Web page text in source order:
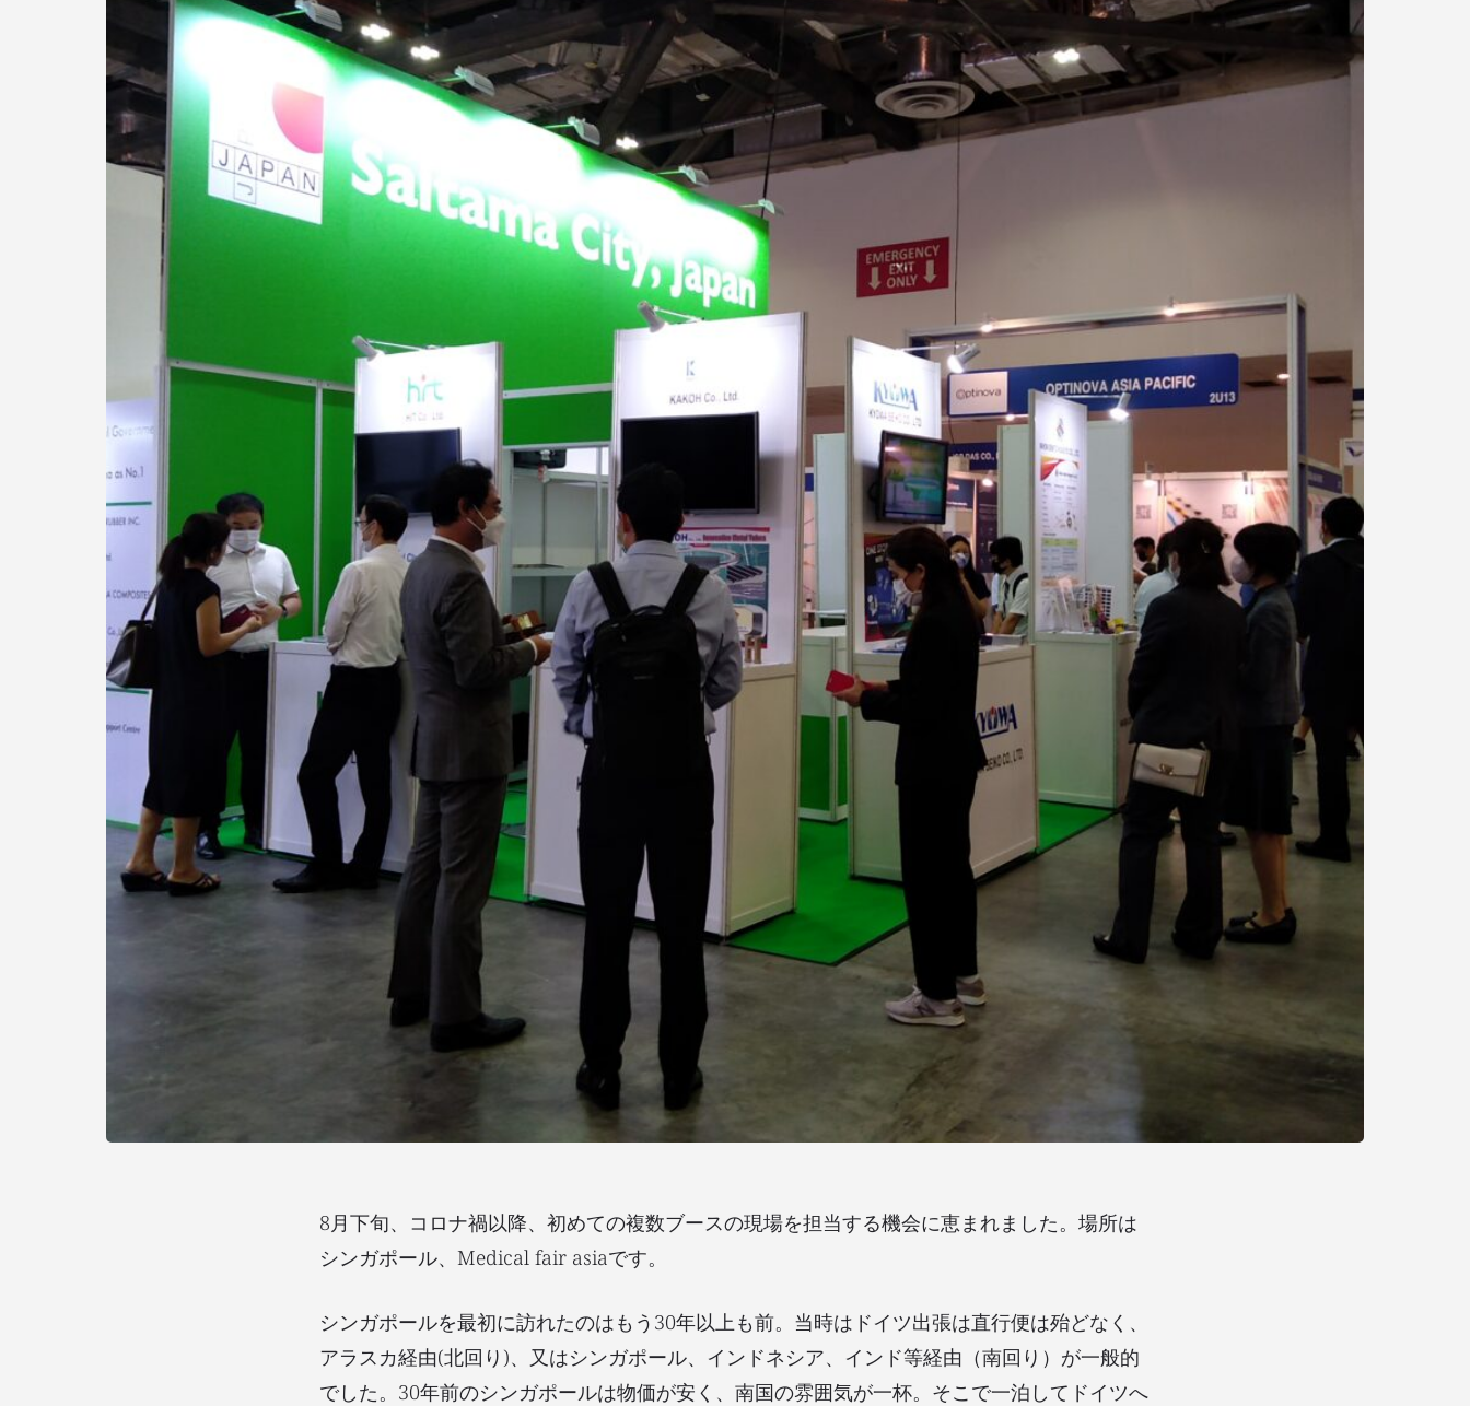
8月下旬、コロナ禍以降、初めての複数ブースの現場を担当する機会に恵まれました。場所は
シンガポール、Medical fair asiaです。
シンガポールを最初に訪れたのはもう30年以上も前。当時はドイツ出張は直行便は殆どなく、
アラスカ経由(北回り)、又はシンガポール、インドネシア、インド等経由（南回り）が一般的
でした。30年前のシンガポールは物価が安く、南国の雰囲気が一杯。そこで一泊してドイツへ